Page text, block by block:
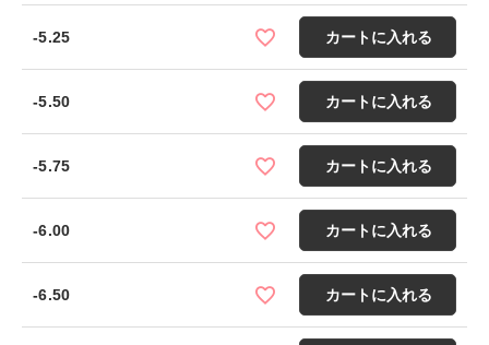
-5.25 カートに入れる
-5.50 カートに入れる
-5.75 カートに入れる
-6.00 カートに入れる
-6.50 カートに入れる